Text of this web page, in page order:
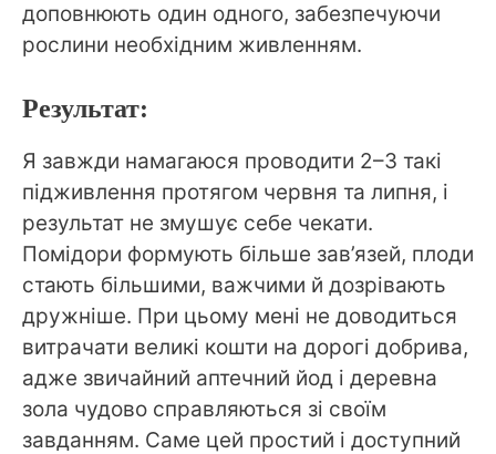
доповнюють один одного, забезпечуючи
рослини необхідним живленням.
Результат:
Я завжди намагаюся проводити 2–3 такі
підживлення протягом червня та липня, і
результат не змушує себе чекати.
Помідори формують більше зав’язей, плоди
стають більшими, важчими й дозрівають
дружніше. При цьому мені не доводиться
витрачати великі кошти на дорогі добрива,
адже звичайний аптечний йод і деревна
зола чудово справляються зі своїм
завданням. Саме цей простий і доступний